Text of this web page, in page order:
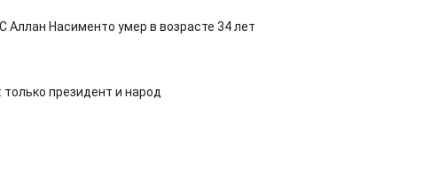
Аллан Насименто умер в возрасте 34 лет
президент и народ